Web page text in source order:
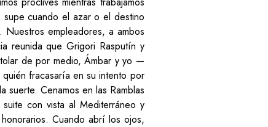
cuando el azar o el destino
empleadores, a ambos
reunida que Grigori Rasputín y
de por medio, Ámbar y yo —
fracasaría en su intento por
Cenamos en las Ramblas
con vista al Mediterráneo y
Cuando abrí los ojos,